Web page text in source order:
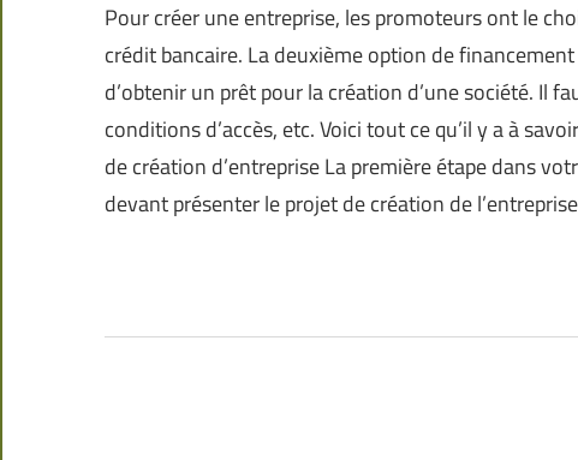
Pour créer une entreprise, les promoteurs ont le
crédit bancaire. La deuxième option de
d’obtenir un prêt pour la création d’une société. Il
conditions d’accès, etc. Voici tout ce qu’il y a à
de création d’entreprise La première étape dans
devant présenter le projet de création de